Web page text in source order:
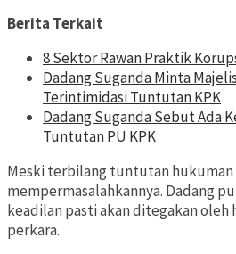
Berita Terkait
8 Sektor Rawan Praktik
Dadang Suganda Minta
Terintimidasi Tuntutan KPK
Dadang Suganda Sebut Ada
Tuntutan PU KPK
Meski terbilang tuntutan
mempermasalahkannya. Dadang
keadilan pasti akan ditegakan
perkara.